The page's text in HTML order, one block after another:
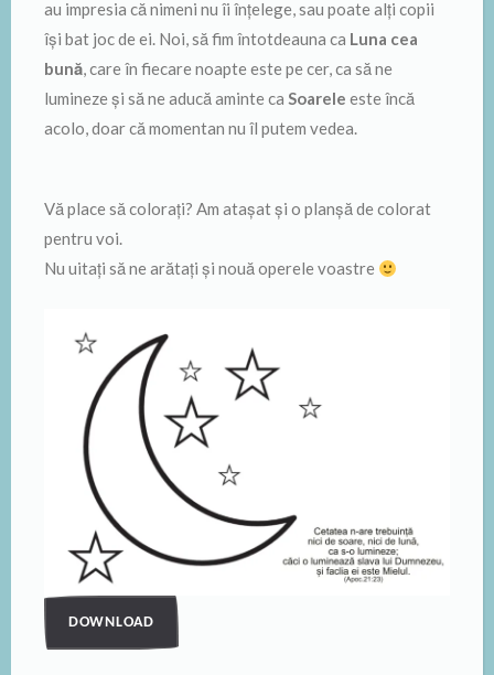
au impresia că nimeni nu îi înțelege, sau poate alți copii
își bat joc de ei. Noi, să fim întotdeauna ca Luna cea
bună, care în fiecare noapte este pe cer, ca să ne
lumineze și să ne aducă aminte ca Soarele este încă
acolo, doar că momentan nu îl putem vedea.
Vă place să colorați? Am atașat și o planșă de colorat
pentru voi.
Nu uitați să ne arătați și nouă operele voastre
DOWNLOAD